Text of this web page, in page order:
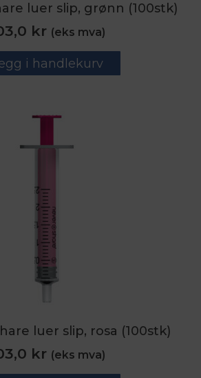
luer slip, grønn (100stk)
kr (eks mva)
i handlekurv
luer slip, rosa (100stk)
kr (eks mva)